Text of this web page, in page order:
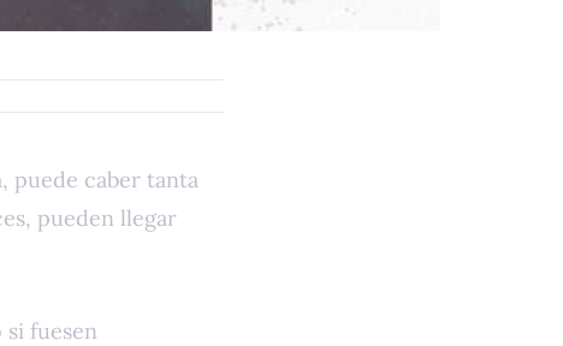
puede caber tanta
pueden llegar
fuesen